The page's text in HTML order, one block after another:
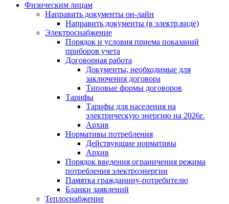
Физическим лицам
Направить документы он-лайн
Направить документы (в электр.виде)
Электроснабжение
Порядок и условия приема показаний
приборов учета
Договорная работа
Документы, необходимые для
заключения договора
Типовые формы договоров
Тарифы
Тарифы для населения на
электрическую энергию на 2026г.
Архив
Нормативы потребления
Действующие нормативы
Архив
Порядок введения ограничения режима
потребления электроэнергии
Памятка гражданину-потребителю
Бланки заявлений
Теплоснабжение